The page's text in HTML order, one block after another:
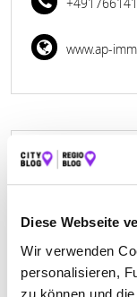
Diese Webseite
Wir verwenden
personalisieren,
zu können und
www.ap-
BENDER
Stierstadt DE